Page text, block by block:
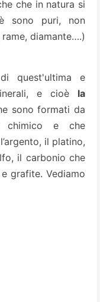
che in natura si
sono puri, non
diamante….)
quest'ultima e
e cioè la
sono formati da
chimico e che
il platino,
il carbonio che
grafite. Vediamo